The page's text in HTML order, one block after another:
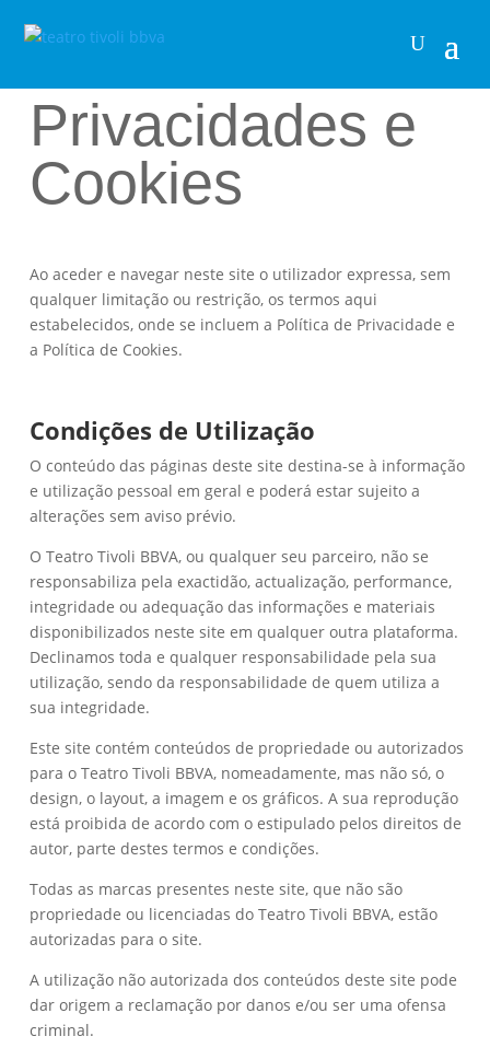
Privacidades e
Cookies
Ao aceder e navegar neste site o utilizador expressa, sem
qualquer limitação ou restrição, os termos aqui
estabelecidos, onde se incluem a Política de Privacidade e
a Política de Cookies.
Condições de Utilização
O conteúdo das páginas deste site destina-se à informação
e utilização pessoal em geral e poderá estar sujeito a
alterações sem aviso prévio.
O Teatro Tivoli BBVA, ou qualquer seu parceiro, não se
responsabiliza pela exactidão, actualização, performance,
integridade ou adequação das informações e materiais
disponibilizados neste site em qualquer outra plataforma.
Declinamos toda e qualquer responsabilidade pela sua
utilização, sendo da responsabilidade de quem utiliza a
sua integridade.
Este site contém conteúdos de propriedade ou autorizados
para o Teatro Tivoli BBVA, nomeadamente, mas não só, o
design, o layout, a imagem e os gráficos. A sua reprodução
está proibida de acordo com o estipulado pelos direitos de
autor, parte destes termos e condições.
Todas as marcas presentes neste site, que não são
propriedade ou licenciadas do Teatro Tivoli BBVA, estão
autorizadas para o site.
A utilização não autorizada dos conteúdos deste site pode
dar origem a reclamação por danos e/ou ser uma ofensa
criminal.